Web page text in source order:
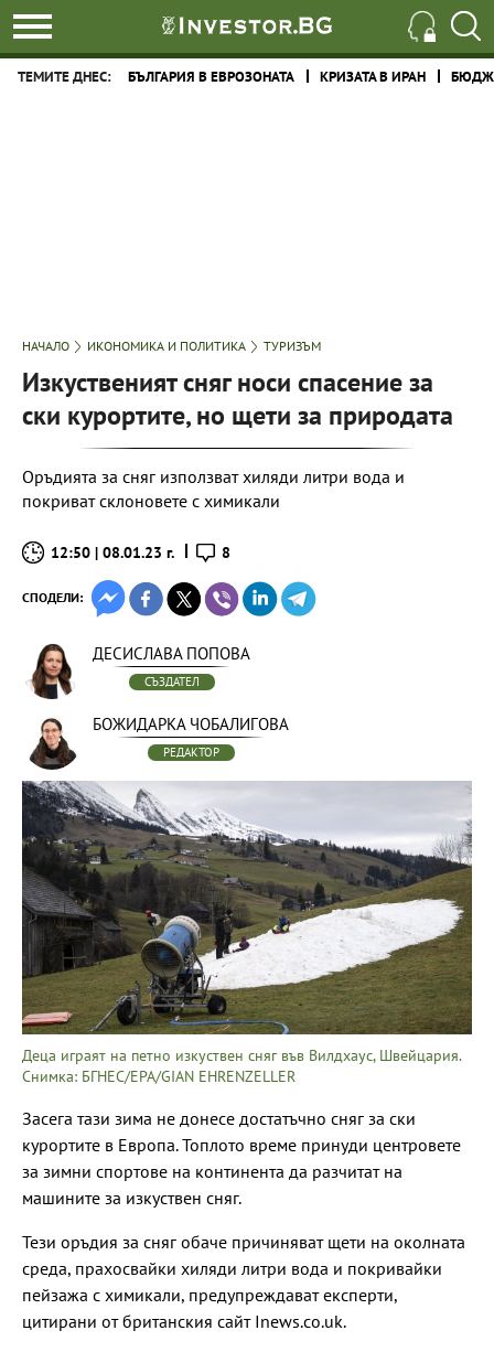
ТЕМИТЕ ДНЕС: БЪЛГАРИЯ В ЕВРОЗОНАТА КРИЗАТА В ИРАН
НАЧАЛО ИКОНОМИКА И ПОЛИТИКА ТУРИЗЪМ
Изкуственият сняг носи спасение за
ски курортите, но щети за природата
Оръдията за сняг използват хиляди литри вода и
покриват склоновете с химикали
12:50 | 08.01.23 г. 8
СПОДЕЛИ:
ДЕСИСЛАВА ПОПОВА
СЪЗДАТЕЛ
БОЖИДАРКА ЧОБАЛИГОВА
РЕДАКТОР
Деца играят на петно изкуствен сняг във Вилдхаус, Швейцария.
Снимка: БГНЕС/EPA/GIAN EHRENZELLER
Засега тази зима не донесе достатъчно сняг за ски
курортите в Европа. Топлото време принуди центровете
за зимни спортове на континента да разчитат на
машините за изкуствен сняг.
Тези оръдия за сняг обаче причиняват щети на околната
среда, прахосвайки хиляди литри вода и покривайки
пейзажа с химикали, предупреждават експерти,
цитирани от британския сайт Inews.co.uk.